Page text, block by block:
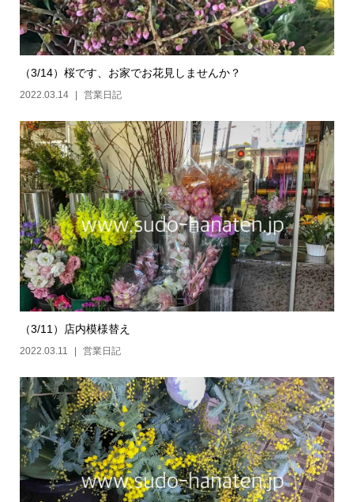
（3/14）桜です、お家でお花見しませんか？
2022.03.14 営業日記
（3/11）店内模様替え
2022.03.11 営業日記